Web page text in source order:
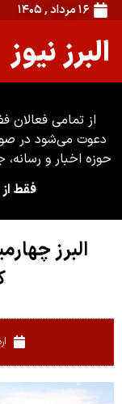
۱۶ مرداد , ۱۴۰۵
البرز نیوز
از تمامی فعالان
دعوت می‌شود در
حوزه اخبار و
فقط از
البرز